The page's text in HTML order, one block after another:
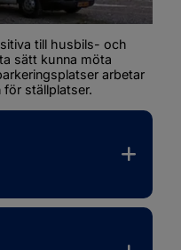
till husbils- och
sätt kunna möta
arbetar
ställplatser.